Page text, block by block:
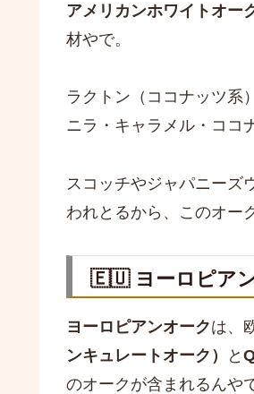
アメリカンホワイトオー
材やで。
ラクトン（ココナッツ系
ニラ・キャラメル・ココ
スコッチやジャパニーズ
われとるから、このオー
🇪🇺 ヨーロピア
ヨーロピアンオークは、
ンキュレートオーク）
と
のオークが含まれるんや